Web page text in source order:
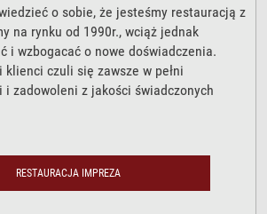
o sobie, że jesteśmy restauracją z
na rynku od 1990r., wciąż jednak
i wzbogacać o nowe doświadczenia.
klienci czuli się zawsze w pełni
i zadowoleni z jakości świadczonych
RESTAURACJA IMPREZA